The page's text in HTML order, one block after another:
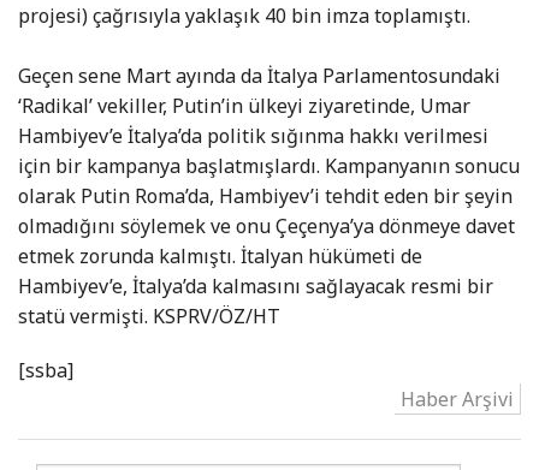
projesi) çağrısıyla yaklaşık 40 bin imza toplamıştı.
Geçen sene Mart ayında da İtalya Parlamentosundaki
‘Radikal’ vekiller, Putin’in ülkeyi ziyaretinde, Umar
Hambiyev’e İtalya’da politik sığınma hakkı verilmesi
için bir kampanya başlatmışlardı. Kampanyanın sonucu
olarak Putin Roma’da, Hambiyev’i tehdit eden bir şeyin
olmadığını söylemek ve onu Çeçenya’ya dönmeye davet
etmek zorunda kalmıştı. İtalyan hükümeti de
Hambiyev’e, İtalya’da kalmasını sağlayacak resmi bir
statü vermişti. KSPRV/ÖZ/HT
[ssba]
Haber Arşivi